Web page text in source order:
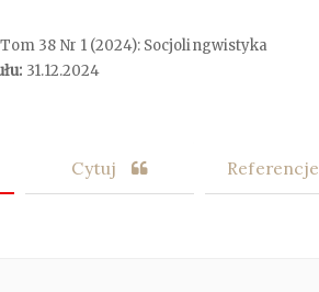
38 Nr 1 (2024): Socjolingwistyka
31.12.2024
Cytuj Referencje